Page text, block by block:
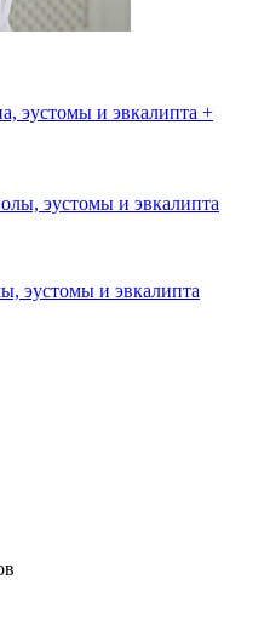
эустомы и эвкалипта +
эустомы и эвкалипта